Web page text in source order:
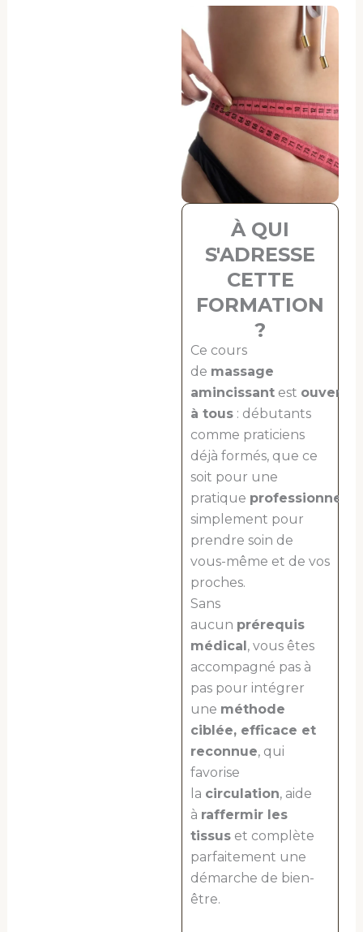
À QUI
S'ADRESSE
CETTE
FORMATION
?
Ce cours
de massage
amincissant est ouvert
à tous : débutants
comme praticiens
déjà formés, que ce
soit pour une
pratique professionnelle
simplement pour
prendre soin de
vous-même et de vos
proches.
Sans
aucun prérequis
médical , vous êtes
accompagné pas à
pas pour intégrer
une méthode
ciblée, efficace et
reconnue, qui
favorise
la circulation, aide
à raffermir les
tissus et complète
parfaitement une
démarche de bien-
être.